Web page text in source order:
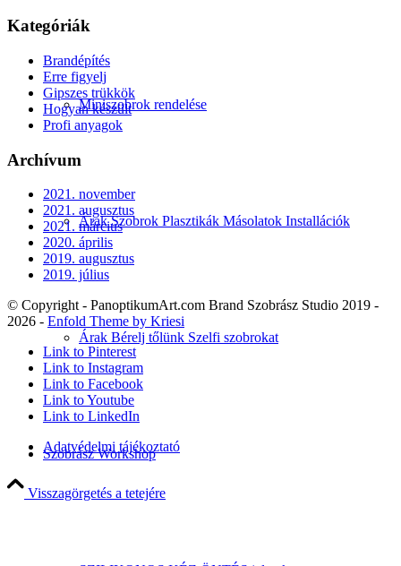
Miniszobrok rendelése
Árak Szobrok Plasztikák Másolatok Installációk
Árak Bérelj tőlünk Szelfi szobrokat
Szobrász Workshop
Kategóriák
Brandépítés
Erre figyelj
Gipszes trükkök
Hogyan készült
Profi anyagok
Archívum
2021. november
2021. augusztus
2021. március
2020. április
2019. augusztus
2019. július
© Copyright - PanoptikumArt.com Brand Szobrász Studio 2019 -
2026 - Enfold Theme by Kriesi
Link to Pinterest
Link to Instagram
Link to Facebook
Link to Youtube
Link to LinkedIn
Adatvédelmi tájékoztató
Visszagörgetés a tetejére